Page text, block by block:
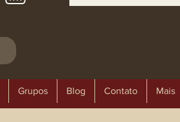
Grupos Blog Contato Mais